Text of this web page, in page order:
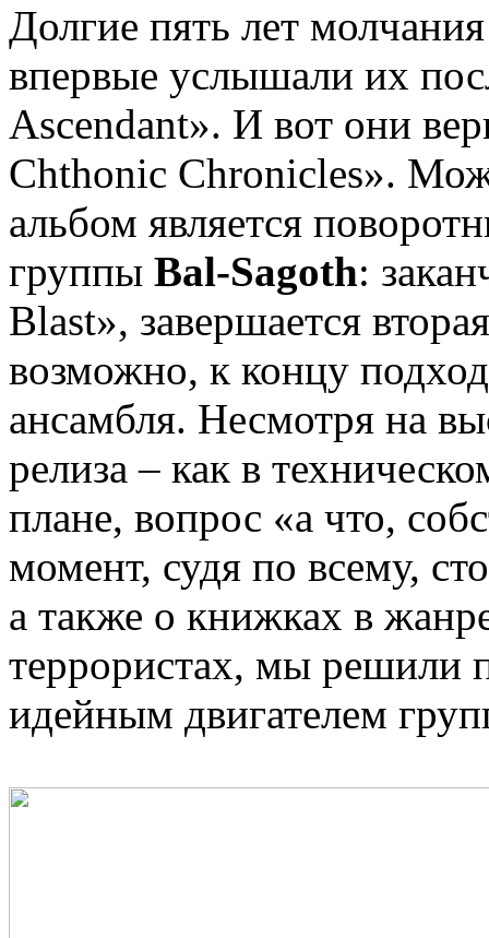
Долгие пять лет
впервые услышали их
Ascendant». И вот они
Chthonic Chronicles».
альбом является
группы Bal-Sagoth:
Blast», завершается
возможно, к концу
ансамбля. Несмотря на
релиза – как в
плане, вопрос «а что,
момент, судя по всему,
а также о книжках в
террористах, мы решили
идейным двигателем